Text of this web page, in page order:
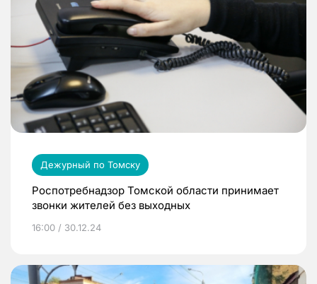
Дежурный по Томску
Роспотребнадзор Томской области принимает
звонки жителей без выходных
16:00 / 30.12.24